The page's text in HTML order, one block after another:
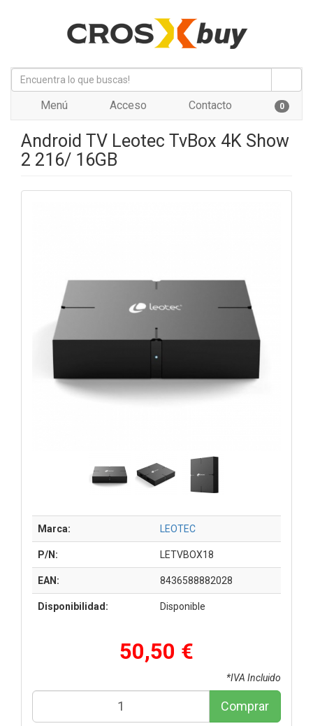
Menú Acceso Contacto 0
Android TV Leotec TvBox 4K Show
2 216/ 16GB
Marca: LEOTEC
P/N: LETVBOX18
EAN: 8436588882028
Disponibilidad: Disponible
50,50 €
*IVA Incluido
Comprar